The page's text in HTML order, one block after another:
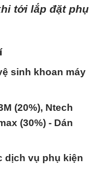
tới lắp đặt phụ
sinh khoan máy
(20%), Ntech
(30%) - Dán
dịch vụ phụ kiện